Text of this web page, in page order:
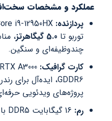
عملکرد و مشخصات
پردازنده:
توربو تا 5.0 گیگاهرتز
،
چندوظیفه‌ای و سنگین.
کارت گرافیک:
پروژه‌های ویدئویی
رم: